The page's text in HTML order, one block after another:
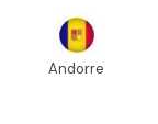
Andorre